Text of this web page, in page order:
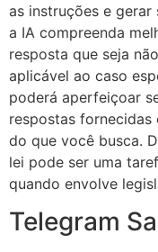
as instruções e gerar
a IA compreenda
resposta que seja
aplicável ao caso
poderá aperfeiçoar
respostas fornecidas
do que você busca.
lei pode ser uma
quando envolve
Telegram